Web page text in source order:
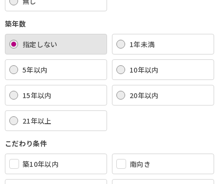
築年数
指定しない 1年未満
5年以内 10年以内
15年以内 20年以内
21年以上
こだわり条件
築10年以内 南向き